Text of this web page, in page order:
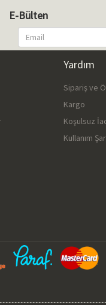
E-Bülten
Yardım
Sipariş ve
Kargo
Koşulsuz
Kullanım